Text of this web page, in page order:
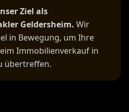
Ziel als
Geldersheim. Wir
in Bewegung, um Ihre
Immobilienverkauf in
übertreffen.